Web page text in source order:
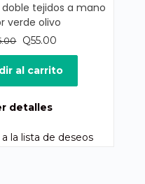
tejidos a mano
verde olivo
El
precio
original
era:
Q55.00
precio
actual
es:
al carrito
detalles
la lista de deseos